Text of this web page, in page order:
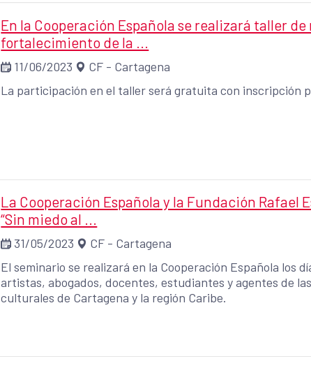
En la Cooperación Española se realizará taller
fortalecimiento de la ...
11/06/2023
CF - Cartagena
La participación en el taller será gratuita con inscripción
La Cooperación Española y la Fundación Rafael
“Sin miedo al ...
31/05/2023
CF - Cartagena
El seminario se realizará en la Cooperación Española los
artistas, abogados, docentes, estudiantes y agentes de
culturales de Cartagena y la región Caribe.